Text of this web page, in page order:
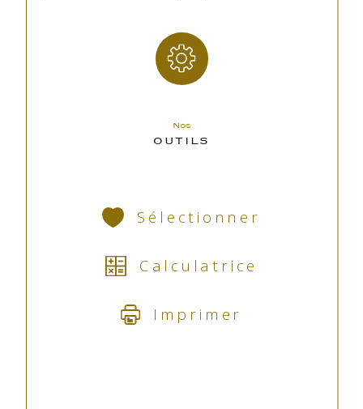
Nos
OUTILS
Sélectionner
Calculatrice
Imprimer